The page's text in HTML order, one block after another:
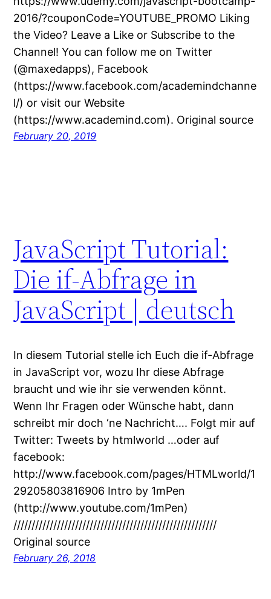
2016/?couponCode=YOUTUBE_PROMO Liking
the Video? Leave a Like or Subscribe to the
Channel! You can follow me on Twitter
(@maxedapps), Facebook
(https://www.facebook.com/academindchanne
l/) or visit our Website
(https://www.academind.com). Original source
February 20, 2019
JavaScript Tutorial:
Die if-Abfrage in
JavaScript | deutsch
In diesem Tutorial stelle ich Euch die if-Abfrage
in JavaScript vor, wozu Ihr diese Abfrage
braucht und wie ihr sie verwenden könnt.
Wenn Ihr Fragen oder Wünsche habt, dann
schreibt mir doch ‘ne Nachricht…. Folgt mir auf
Twitter: Tweets by htmlworld …oder auf
facebook:
http://www.facebook.com/pages/HTMLworld/1
29205803816906 Intro by 1mPen
(http://www.youtube.com/1mPen)
////////////////////////////////////////////////////////
Original source
February 26, 2018